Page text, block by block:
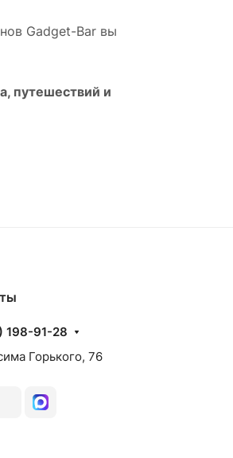
Gadget-Bar вы
путешествий и
198-91-28
Горького, 76